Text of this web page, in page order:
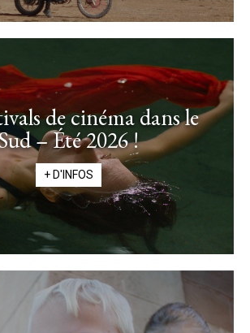
de cinéma dans le
– Été 2026 !
+ D'INFOS